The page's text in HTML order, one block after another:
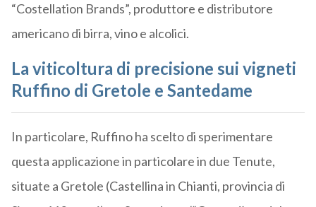
“Costellation Brands”, produttore e distributore
americano di birra, vino e alcolici.
La viticoltura di precisione sui vigneti
Ruffino di Gretole e Santedame
In particolare, Ruffino ha scelto di sperimentare
questa applicazione in particolare in due Tenute,
situate a Gretole (Castellina in Chianti, provincia di